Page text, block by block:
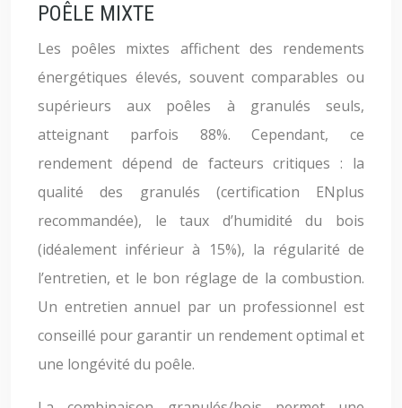
POÊLE MIXTE
Les poêles mixtes affichent des rendements
énergétiques élevés, souvent comparables ou
supérieurs aux poêles à granulés seuls,
atteignant parfois 88%. Cependant, ce
rendement dépend de facteurs critiques : la
qualité des granulés (certification ENplus
recommandée), le taux d’humidité du bois
(idéalement inférieur à 15%), la régularité de
l’entretien, et le bon réglage de la combustion.
Un entretien annuel par un professionnel est
conseillé pour garantir un rendement optimal et
une longévité du poêle.